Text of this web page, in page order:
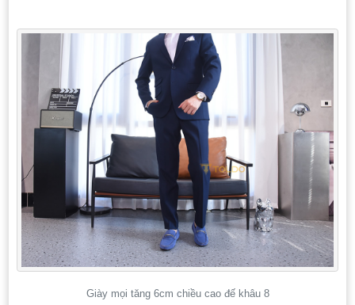
Giày mọi tăng 6cm chiều cao đế khâu 8